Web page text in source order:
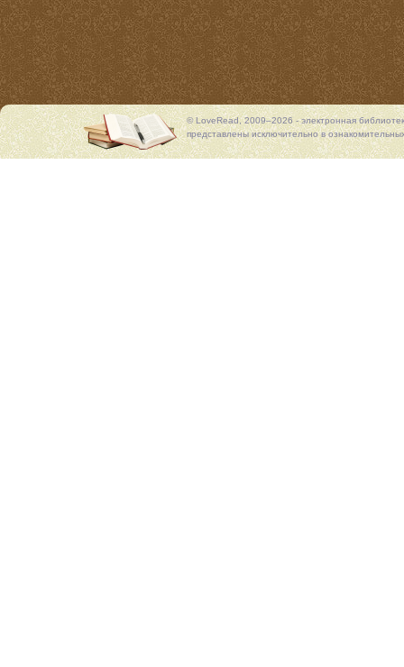
© LoveRead, 2009–2026 - электронная
представлены исключительно в